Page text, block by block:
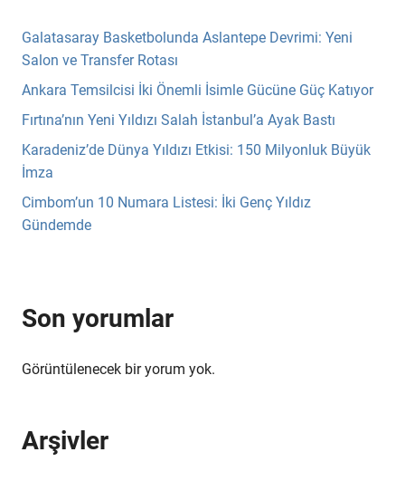
Galatasaray Basketbolunda Aslantepe Devrimi: Yeni
Salon ve Transfer Rotası
Ankara Temsilcisi İki Önemli İsimle Gücüne Güç Katıyor
Fırtına’nın Yeni Yıldızı Salah İstanbul’a Ayak Bastı
Karadeniz’de Dünya Yıldızı Etkisi: 150 Milyonluk Büyük
İmza
Cimbom’un 10 Numara Listesi: İki Genç Yıldız
Gündemde
Son yorumlar
Görüntülenecek bir yorum yok.
Arşivler